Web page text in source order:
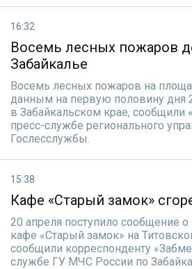
16:32
Восемь лесных пожаров
Забайкалье
Восемь лесных пожаров на
данным на первую половину дня
в Забайкальском крае, сообщили
пресс-службе регионального
Гослесслужбы.
15:38
Кафе «Старый замок»
20 апреля поступило сообщение о
кафе «Старый замок» на
сообщили корреспонденту
службе ГУ МЧС России по